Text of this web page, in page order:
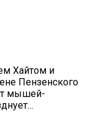
Хайтом и
Пензенского
мышей-